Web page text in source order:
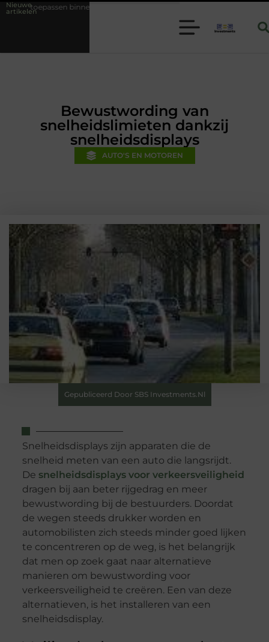
Nieuwe
artikelen
moderne folie techniek
Bewustwording van
snelheidslimieten dankzij
snelheidsdisplays
AUTO'S EN MOTOREN
Gepubliceerd Door SBS Investments.nl
Snelheidsdisplays zijn apparaten die de
snelheid meten van een auto die langsrijdt.
De snelheidsdisplays voor verkeersveiligheid
dragen bij aan beter rijgedrag en meer
bewustwording bij de bestuurders. Doordat
de wegen steeds drukker worden en
automobilisten zich steeds minder goed lijken
te concentreren op de weg, is het belangrijk
dat men op zoek gaat naar alternatieve
manieren om bewustwording voor
verkeersveiligheid te creëren. Een van deze
alternatieven, is het installeren van een
snelheidsdisplay.